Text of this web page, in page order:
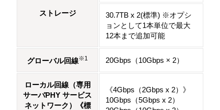
ストレージ
30.7TB x 2(標準) ※オプシ
ョンとして1本単位で最大
12本まで追加可能
グローバル回線※1 20Gbps（10Gbps × 2）
ローカル回線（専用
サーバPHY サービス
ネットワーク）《標
《4Gbps（2Gbps x 2）》
10Gbps（5Gbps x 2）